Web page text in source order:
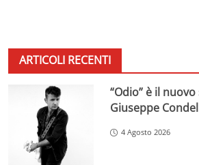
ARTICOLI RECENTI
“Odio” è il
Giuseppe
4 Agosto 2026